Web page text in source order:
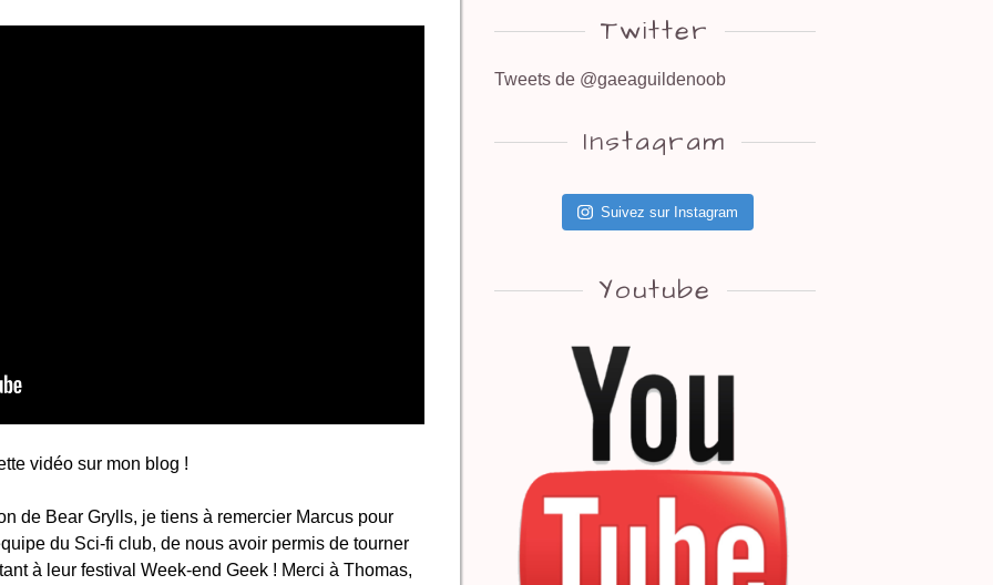
vidéo sur mon blog !
de Bear Grylls, je tiens à remercier Marcus pour
du Sci-fi club, de nous avoir permis de tourner
à leur festival Week-end Geek ! Merci à Thomas,
Twitter
Tweets de @gaeaguildenoob
Instagram
Suivez sur Instagram
Youtube